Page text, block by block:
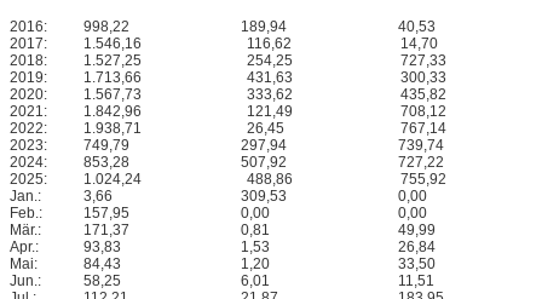
2016: 998,22 189,94
40,53
2017:
1.546,16 116,62
14,70
2018:
1.527,25 254,25
727,33
2019:
1.713,66 431,63
300,33
2020:
1.567,73 333,62
435,82
2021:
1.842,96 121,49
708,12
2022:
1.938,71 26,45
767,14
2023:
749,79 297,94
739,74
2024:
853,28 507,92
727,22
2025:
1.024,24 488,86
755,92
Jan.:
3,66 309,53
0,00
Feb.:
157,95 0,00
0,00
Mär.:
171,37 0,81
49,99
Apr.:
93,83 1,53
26,84
Mai:
84,43 1,20
33,50
Jun.:
58,25 6,01
11,51